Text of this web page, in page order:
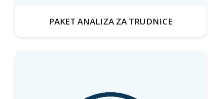
PAKET ANALIZA ZA TRUDNICE